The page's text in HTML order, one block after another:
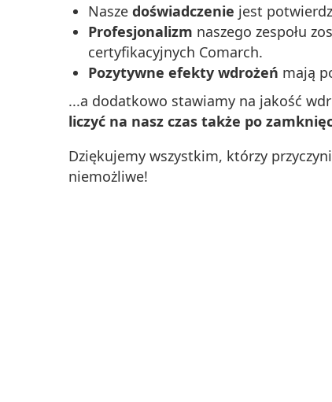
Nasze doświadczenie jest
Profesjonalizm naszego zespołu
certyfikacyjnych Comarch.
Pozytywne efekty wdrożeń mają
...a dodatkowo stawiamy na jakość
liczyć na nasz czas także po
Dziękujemy wszystkim, którzy
niemożliwe!